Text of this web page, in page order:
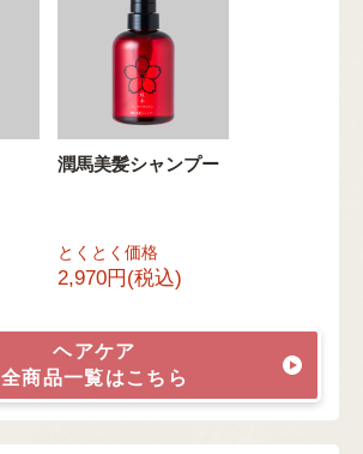
潤馬美髪シャンプー
とくとく価格
2,970円(税込)
ヘアケア
全商品一覧はこちら